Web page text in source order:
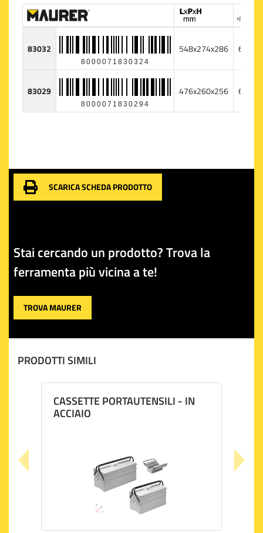
custodire e dividere minuteria e componenti di piccole
dimensioni, come viti e chiodi, rendendoli facilmente
accessibili.
Il design robusto assicura una durata nel tempo e una
resistenza agli urti tipici dei contesti lavorativi
impegnativi. La maniglia comoda ti consente di
trasportare la cassetta senza sforzo da un lavoro
l'efficienza nel mantenere in ordine i tuoi strumenti di
lavoro. Con questa cassetta, i tuoi attrezzi saranno
sempre a posto e pronti all'uso, semplificando le tue
83032
8000071830324
548x274x286 6
83029
8000071830294
476x260x256 6
SCARICA SCHEDA PRODOTTO
Stai cercando un prodotto? Trova la
ferramenta più vicina a te!
TROVA MAURER
PRODOTTI SIMILI
CASSETTE PORTAUTENSILI - IN
ACCIAIO